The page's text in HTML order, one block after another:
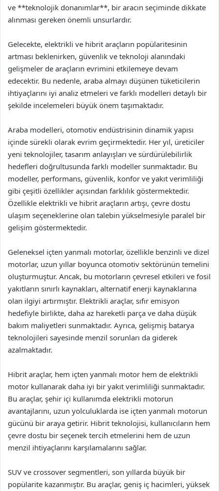
ve **teknolojik donanımlar**, bir aracın seçiminde dikkate
alınması gereken önemli unsurlardır.
Gelecekte, elektrikli ve hibrit araçların popülaritesinin
artması beklenirken, güvenlik ve teknoloji alanındaki
gelişmeler de araçların evrimini etkilemeye devam
edecektir. Bu nedenle, araba almayı düşünen tüketicilerin
ihtiyaçlarını iyi analiz etmeleri ve farklı modelleri detaylı bir
şekilde incelemeleri büyük önem taşımaktadır.
Araba modelleri, otomotiv endüstrisinin dinamik yapısı
içinde sürekli olarak evrim geçirmektedir. Her yıl, üreticiler
yeni teknolojiler, tasarım anlayışları ve sürdürülebilirlik
hedefleri doğrultusunda farklı modeller sunmaktadır. Bu
modeller, performans, güvenlik, konfor ve yakıt verimliliği
gibi çeşitli özellikler açısından farklılık göstermektedir.
Özellikle elektrikli ve hibrit araçların artışı, çevre dostu
ulaşım seçeneklerine olan talebin yükselmesiyle paralel bir
gelişim göstermektedir.
Geleneksel içten yanmalı motorlar, özellikle benzinli ve dizel
motorlar, uzun yıllar boyunca otomotiv sektörünün temelini
oluşturmuştur. Ancak, bu motorların çevresel etkileri ve fosil
yakıtların sınırlı kaynakları, alternatif enerji kaynaklarına
olan ilgiyi artırmıştır. Elektrikli araçlar, sıfır emisyon
hedefiyle birlikte, daha az hareketli parça ve daha düşük
bakım maliyetleri sunmaktadır. Ayrıca, gelişmiş batarya
teknolojileri sayesinde menzil sorunları da giderek
azalmaktadır.
Hibrit araçlar, hem içten yanmalı motor hem de elektrikli
motor kullanarak daha iyi bir yakıt verimliliği sunmaktadır.
Bu araçlar, şehir içi kullanımda elektrikli motorun
avantajlarını, uzun yolculuklarda ise içten yanmalı motorun
gücünü bir araya getirir. Hibrit teknolojisi, kullanıcıların hem
çevre dostu bir seçenek tercih etmelerini hem de uzun
menzil ihtiyaçlarını karşılamalarını sağlar.
SUV ve crossover segmentleri, son yıllarda büyük bir
popülarite kazanmıştır. Bu araçlar, geniş iç hacimleri, yüksek